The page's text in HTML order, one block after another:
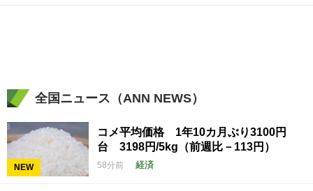
全国ニュース（ANN NEWS）
NEW
コメ平均価格 1年10カ月ぶり3100円
台 3198円/5kg（前週比－113円）
58分前 経済